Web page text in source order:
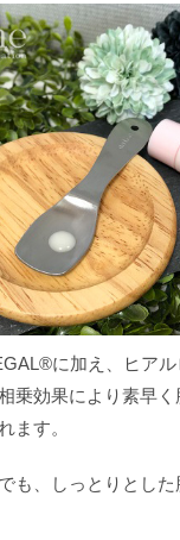
に加え、ヒア
乗効果により素早
ます。
も、しっとりとし